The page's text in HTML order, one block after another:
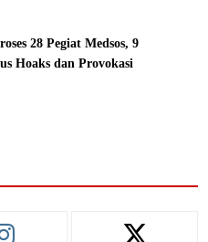
28 Pegiat Medsos, 9
Hoaks dan Provokasi